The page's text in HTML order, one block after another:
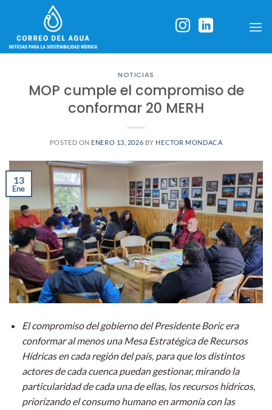
content
NOTICIAS
MOP cumple el compromiso de
conformar 20 MERH
POSTED ON ENERO 13, 2026 BY HECTOR MONDACA
13
Ene
El compromiso del gobierno del Presidente Boric era
conformar al menos una Mesa Estratégica de Recursos
Hídricas en cada región del país, para que los distintos
actores de cada cuenca puedan gestionar, mirando la
particularidad de cada una de ellas, los recursos hídricos,
priorizando el consumo humano en armonía con las